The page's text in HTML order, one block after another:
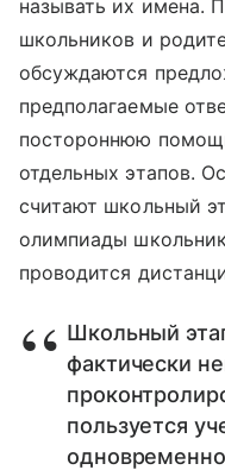
называть их имена.
школьников и
обсуждаются
предполагаемые
постороннюю
отдельных этапов.
считают школьный
олимпиады
проводится
Школьный
фактически
пользуется